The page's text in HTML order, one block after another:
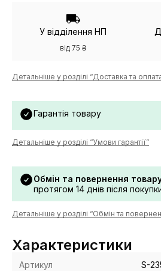
У відділення НП
від 75 ₴
Детальніше у розділі “Доставка та
Гарантія товару
Детальніше у розділі “Умови гарантії”
Обмін та повернення
протягом 14 днів після
Детальніше у розділі “Обмін та
Характеристики
Артикул S-